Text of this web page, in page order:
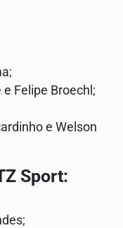
Felipe Broechl;
e Welson
Sport: